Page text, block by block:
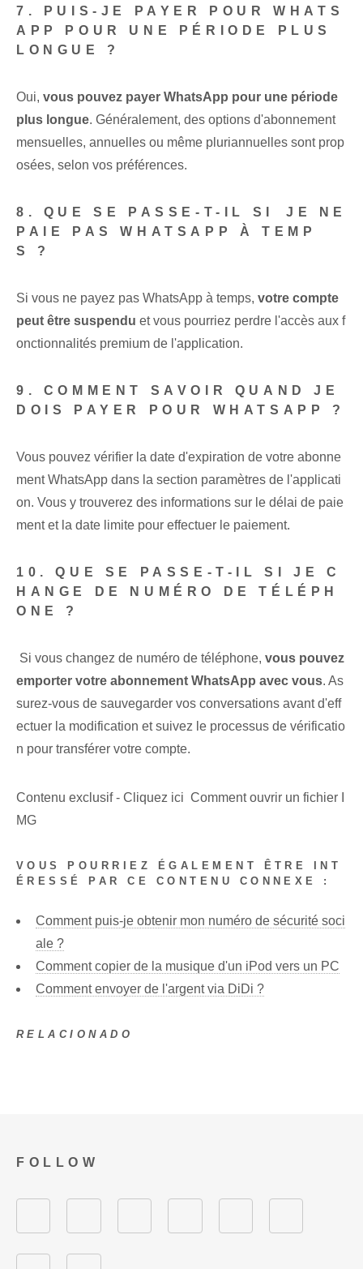
7. PUIS-JE PAYER POUR WHATS
APP POUR UNE PÉRIODE PLUS
LONGUE ?
Oui, vous pouvez payer WhatsApp pour une période
plus longue. Généralement, des options d'abonnement
mensuelles, annuelles ou même pluriannuelles sont prop
osées, selon vos préférences.
8. QUE SE PASSE-T-IL SI⁢ JE NE
PAIE PAS WHATSAPP À TEMP
S ?
Si vous ne payez pas WhatsApp à temps, votre compte
peut être suspendu et vous pourriez perdre l'accès aux f
onctionnalités premium de l'application.
9. COMMENT SAVOIR QUAND JE
DOIS PAYER POUR WHATSAPP ?
Vous pouvez vérifier la date d'expiration de votre abonne
ment WhatsApp dans la section paramètres de l'applicati
on. Vous y trouverez des informations sur le délai de paie
ment et la date limite pour effectuer le paiement.
10. QUE SE PASSE-T-IL SI JE C
HANGE DE NUMÉRO DE TÉLÉPH
ONE ?
⁢‌ Si vous changez de numéro de téléphone, vous pouvez
emporter votre abonnement WhatsApp avec vous. As
surez-vous de sauvegarder vos conversations avant d'eff
ectuer la modification et suivez le processus de vérificatio
n pour transférer votre compte.
Contenu exclusif - Cliquez ici Comment ouvrir un fichier I
MG
VOUS POURRIEZ ÉGALEMENT ÊTRE INT
ÉRESSÉ PAR CE CONTENU CONNEXE :
Comment puis-je obtenir mon numéro de sécurité soci
ale ?
Comment copier de la musique d'un iPod vers un PC
Comment envoyer de l'argent via DiDi ?
RELACIONADO
FOLLOW